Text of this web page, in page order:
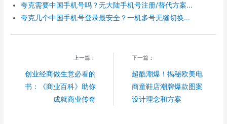
夸克需要中国手机号吗？无大陆手机号注册/替代方案...
夸克几个中国手机号登录最安全？一机多号无缝切换...
上一篇：
创业经商做生意必看的
书：《商业百科》助你
成就商业传奇
下一篇：
超酷潮爆！揭秘欧美电
商童鞋店潮牌爆款图案
设计理念和方案